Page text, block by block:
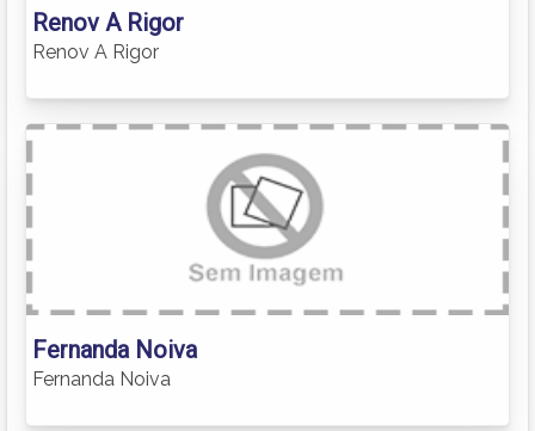
Renov A Rigor
Renov A Rigor
Fernanda Noiva
Fernanda Noiva